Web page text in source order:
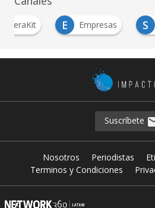
E Empresas S
Suscríbete
Nosotros Periodistas
Terminos y Condiciones